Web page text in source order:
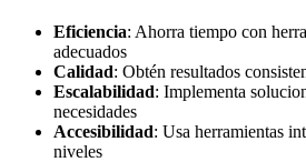
Eficiencia: Ahorra tiempo con
adecuados
Calidad: Obtén resultados
Escalabilidad: Implementa
necesidades
Accesibilidad: Usa herramientas
niveles